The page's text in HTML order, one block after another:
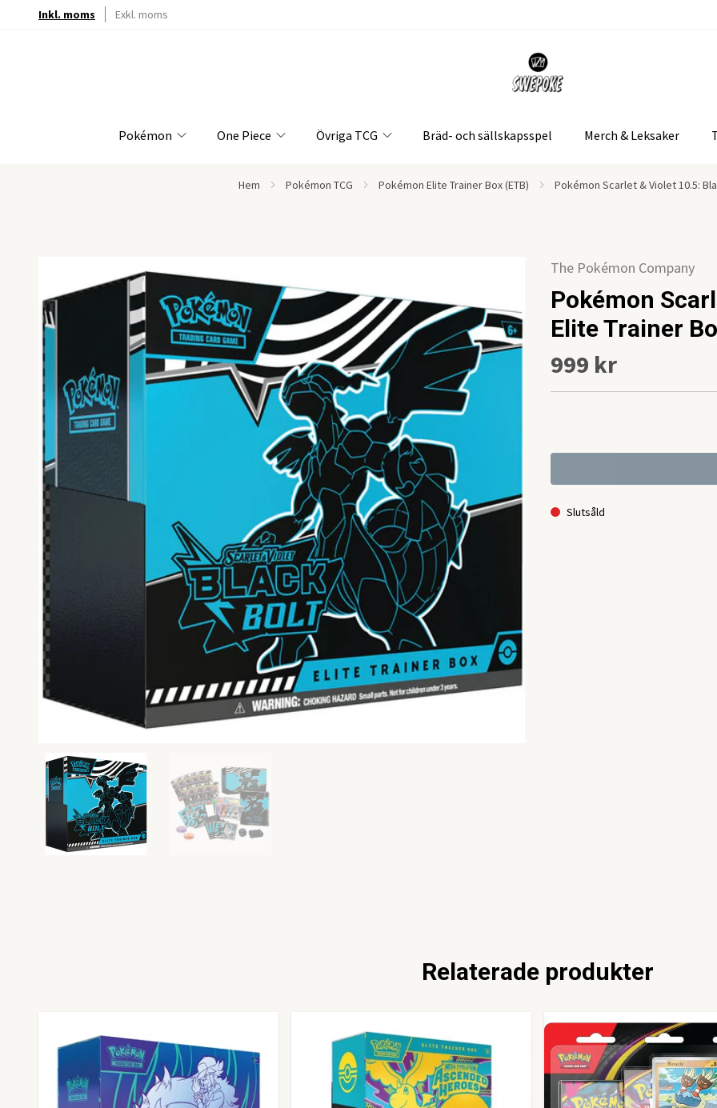
Inkl. moms Exkl. moms
Pokémon One Piece Övriga TCG Bräd- och sällskapsspel Merch & Leksaker
Hem Pokémon TCG Pokémon Elite Trainer Box (ETB) Pokémon Scarlet & Violet 10.5:
The Pokémon Company
Pokémon
Elite Trainer
999 kr
Slutsåld
Relaterade produkter